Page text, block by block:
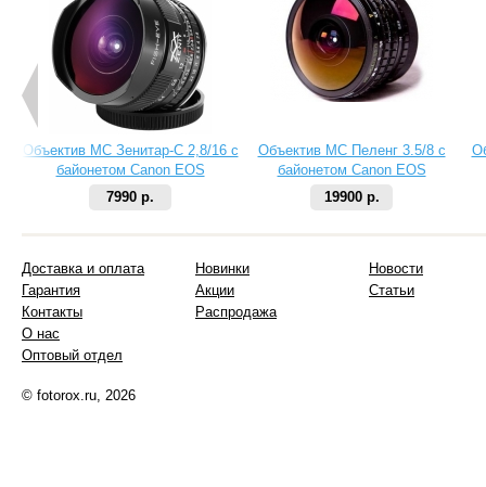
Объектив МС Зенитар-C 2,8/16 с
байонетом Canon EOS
7990 р.
Объектив МС Пеленг 3.5/8 с
байонетом Canon EOS
19900 р.
Доставка и оплата
Гарантия
Контакты
О нас
Оптовый отдел
Новинки
Акции
Распродажа
Новости
Статьи
© fotorox.ru, 2026